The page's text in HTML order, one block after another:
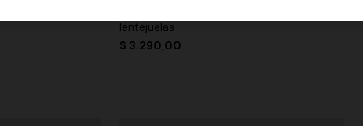
lentejuelas
$ 3.290,00